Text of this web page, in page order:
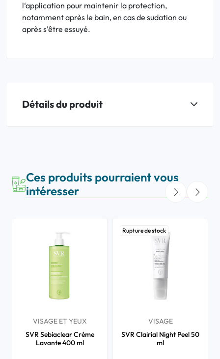
l‘application pour maintenir la protection,
notamment après le bain, en cas de sudation ou
après s'être essuyé.
Détails du produit
Ces produits pourraient vous
intéresser
VISAGE ET YEUX
SVR Sebiaclear Crème
Lavante 400 ml
Rupture de stock
VISAGE
SVR Clairial Night Peel 50
ml